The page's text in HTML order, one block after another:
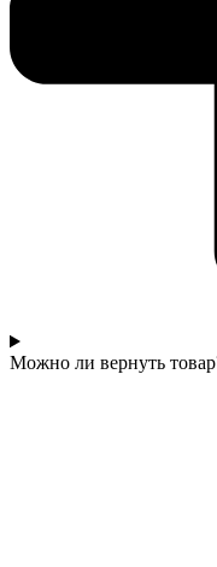
Можно ли вернуть